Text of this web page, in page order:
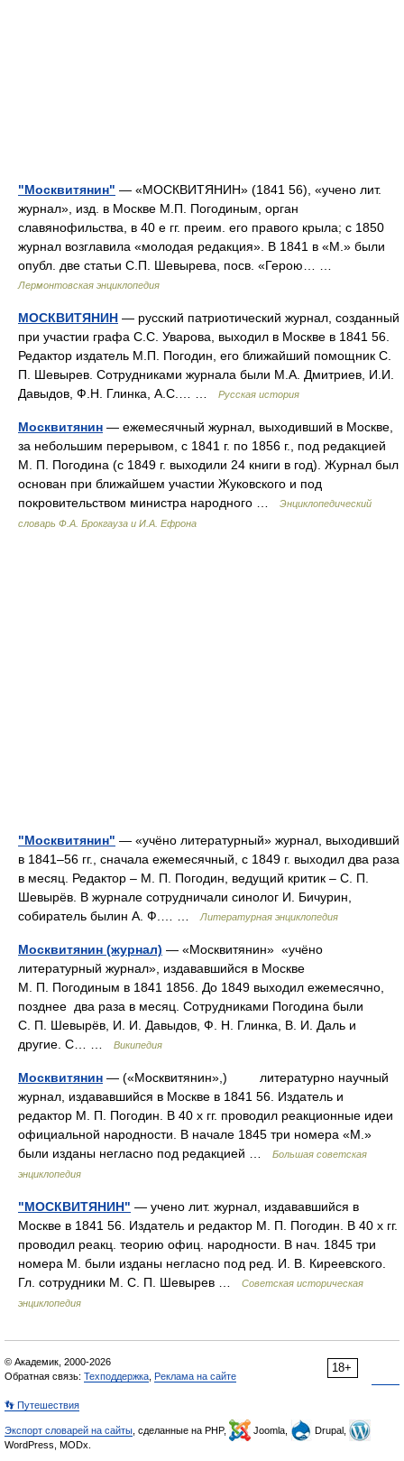
"Москвитянин" — «МОСКВИТЯНИН» (1841 56), «учено лит.
журнал», изд. в Москве М.П. Погодиным, орган
славянофильства, в 40 е гг. преим. его правого крыла; с 1850
журнал возглавила «молодая редакция». В 1841 в «М.» были
опубл. две статьи С.П. Шевырева, посв. «Герою… …
Лермонтовская энциклопедия
МОСКВИТЯНИН — русский патриотический журнал, созданный
при участии графа С.С. Уварова, выходил в Москве в 1841 56.
Редактор издатель М.П. Погодин, его ближайший помощник С.
П. Шевырев. Сотрудниками журнала были М.А. Дмитриев, И.И.
Давыдов, Ф.Н. Глинка, А.С.… …
Русская история
Москвитянин — ежемесячный журнал, выходивший в Москве,
за небольшим перерывом, с 1841 г. по 1856 г., под редакцией
М. П. Погодина (с 1849 г. выходили 24 книги в год). Журнал был
основан при ближайшем участии Жуковского и под
покровительством министра народного …
Энциклопедический
словарь Ф.А. Брокгауза и И.А. Ефрона
"Москвитянин" — «учёно литературный» журнал, выходивший
в 1841–56 гг., сначала ежемесячный, с 1849 г. выходил два раза
в месяц. Редактор – М. П. Погодин, ведущий критик – С. П.
Шевырёв. В журнале сотрудничали синолог И. Бичурин,
собиратель былин А. Ф.… …
Литературная энциклопедия
Москвитянин (журнал) — «Москвитянин» «учёно
литературный журнал», издававшийся в Москве
М. П. Погодиным в 1841 1856. До 1849 выходил ежемесячно,
позднее два раза в месяц. Сотрудниками Погодина были
С. П. Шевырёв, И. И. Давыдов, Ф. Н. Глинка, В. И. Даль и
другие. С… …
Википедия
Москвитянин — («Москвитянин»,) литературно научный
журнал, издававшийся в Москве в 1841 56. Издатель и
редактор М. П. Погодин. В 40 х гг. проводил реакционные идеи
официальной народности. В начале 1845 три номера «М.»
были изданы негласно под редакцией …
Большая советская
энциклопедия
"МОСКВИТЯНИН" — учено лит. журнал, издававшийся в
Москве в 1841 56. Издатель и редактор М. П. Погодин. В 40 х гг.
проводил реакц. теорию офиц. народности. В нач. 1845 три
номера М. были изданы негласно под ред. И. В. Киреевского.
Гл. сотрудники М. С. П. Шевырев …
Советская историческая
энциклопедия
18+
© Академик, 2000-2026
Обратная связь: Техподдержка Реклама на сайте
👣 Путешествия
Экспорт словарей на сайты , сделанные на PHP, Joomla,
Drupal,
WordPress, MODx.